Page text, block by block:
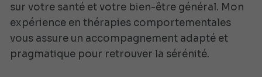
sur votre santé et votre bien-être général. Mon
expérience en thérapies comportementales
vous assure un accompagnement adapté et
pragmatique pour retrouver la sérénité.